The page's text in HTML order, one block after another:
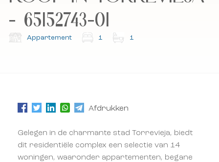
Abonneer u op onze nieuwsbrief.
Abonneer u op onze nieuwsbrief.
- 65152743-01
Appartement 1 1
Afdrukken
Gelegen in de charmante stad Torrevieja, biedt
dit residentiële complex een selectie van 14
woningen, waaronder appartementen, begane